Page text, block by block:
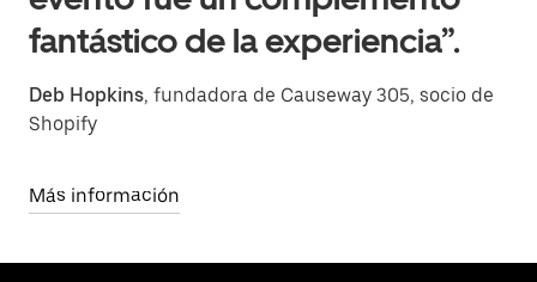
fantástico de la experiencia”.
Deb Hopkins, fundadora de Causeway 305, socio de
Shopify
Más información